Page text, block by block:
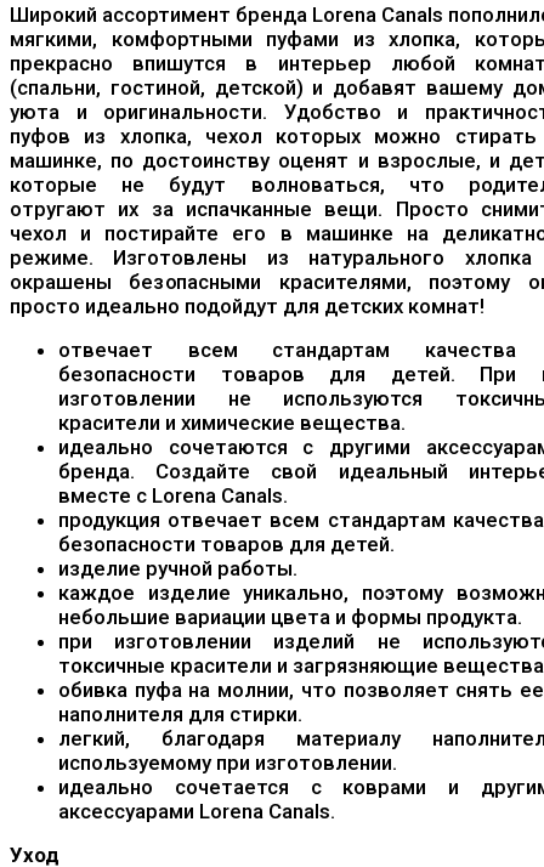
Широкий ассортимент бренда Lorena Canals
мягкими, комфортными пуфами из хлопка,
прекрасно впишутся в интерьер любой
(спальни, гостиной, детской) и добавят вашему
уюта и оригинальности. Удобство и
пуфов из хлопка, чехол которых можно
машинке, по достоинству оценят и взрослые, и
которые не будут волноваться, что
отругают их за испачканные вещи. Просто
чехол и постирайте его в машинке на
режиме. Изготовлены из натурального
окрашены безопасными красителями, поэтому
просто идеально подойдут для детских комнат!
отвечает всем стандартам качества
безопасности товаров для детей. При
изготовлении не используются
красители и химические вещества.
идеально сочетаются с другими
бренда. Создайте свой идеальный
вместе с Lorena Canals.
продукция отвечает всем стандартам
безопасности товаров для детей.
изделие ручной работы.
каждое изделие уникально, поэтому
небольшие вариации цвета и формы продукта.
при изготовлении изделий не
токсичные красители и загрязняющие
обивка пуфа на молнии, что позволяет снять
наполнителя для стирки.
легкий, благодаря материалу
используемому при изготовлении.
идеально сочетается с коврами и
аксессуарами Lorena Canals.
Уход